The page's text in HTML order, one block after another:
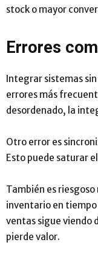
stock o mayor
Errores
Integrar sistemas
errores más
desordenado, la
Otro error es
Esto puede saturar
También es
inventario en
ventas sigue viendo
pierde valor.